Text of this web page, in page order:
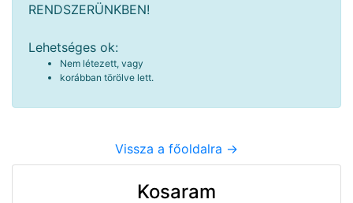
RENDSZERÜNKBEN!
Lehetséges ok:
Nem létezett, vagy
korábban törölve lett.
Vissza a főoldalra ->
Kosaram